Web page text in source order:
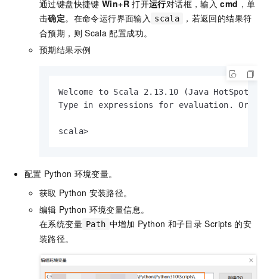
通过键盘快捷键 Win+R 打开运行对话框，输入 cmd ，单
击确定。在命令运行界面输入 scala
，若返回的结果符
合预期，则 Scala 配置成功。
预期结果示例
Welcome to Scala 2.13.10 (Java
Type in expressions for evaluation. Or
scala>
配置 Python 环境变量。
获取 Python 安装路径。
编辑 Python 环境变量信息。
在系统变量 Path 中增加 Python 和子目录 Scripts 的安
装路径。